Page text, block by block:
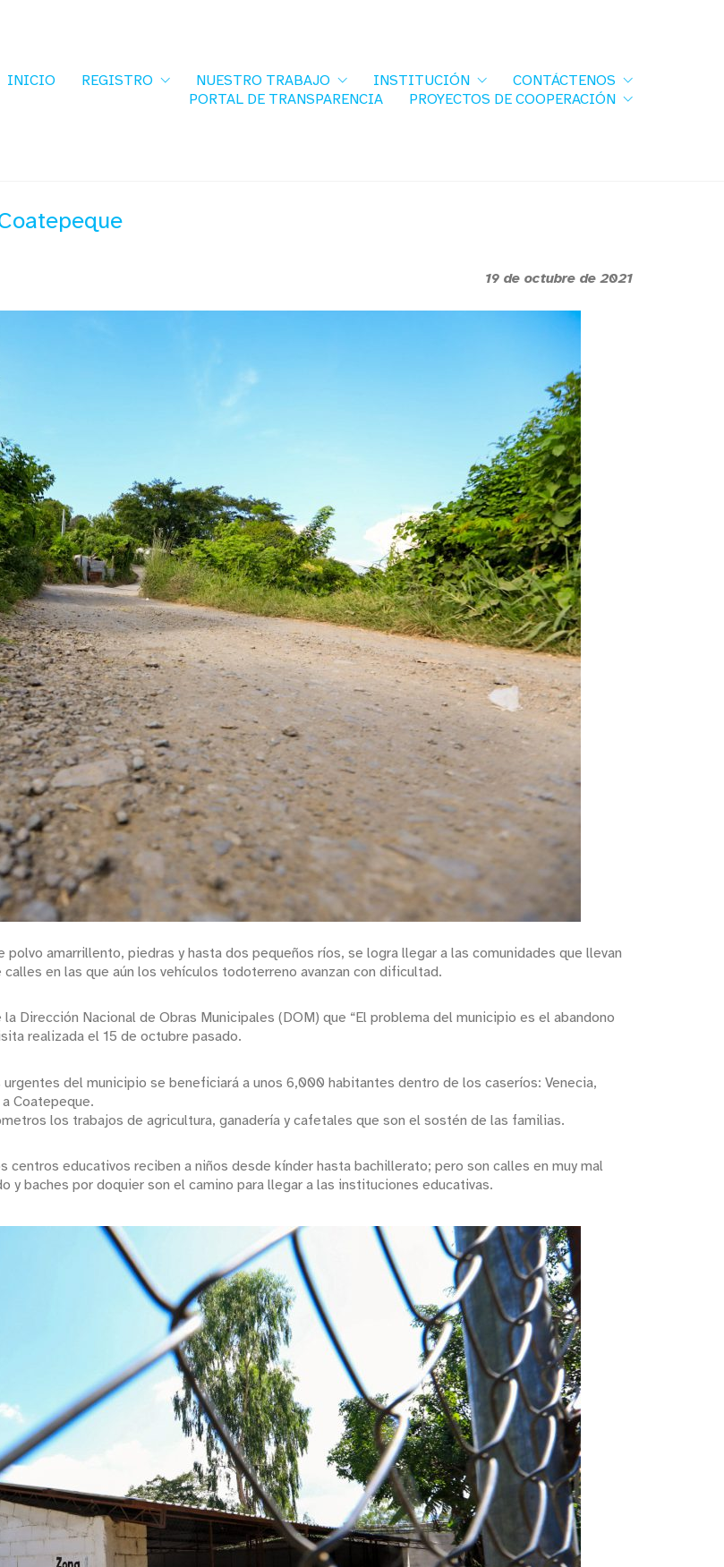
INICIO REGISTRO NUESTRO TRABAJO INSTITUCIÓN
CONTÁCTENOS
PORTAL DE TRANSPARENCIA
PROYECTOS DE COOPERACIÓN
19 de octubre de 2021
amarrillento, piedras y hasta dos pequeños ríos, se logra llegar a las comunidades que llevan
en las que aún los vehículos todoterreno avanzan con dificultad.
Dirección Nacional de Obras Municipales (DOM) que “El problema del municipio es el abandono
realizada el 15 de octubre pasado.
del municipio se beneficiará a unos 6,000 habitantes dentro de los caseríos: Venecia,
Coatepeque.
los trabajos de agricultura, ganadería y cafetales que son el sostén de las familias.
educativos reciben a niños desde kínder hasta bachillerato; pero son calles en muy mal
y baches por doquier son el camino para llegar a las instituciones educativas.